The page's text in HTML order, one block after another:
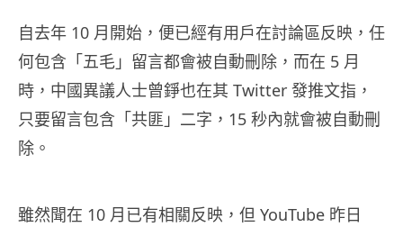
自去年 10 月開始，便已經有用戶在討論區反映，任
何包含「五毛」留言都會被自動刪除，而在 5 月
時，中國異議人士曾錚也在其 Twitter 發推文指，
只要留言包含「共匪」二字，15 秒內就會被自動刪
除。
雖然聞在 10 月已有相關反映，但 YouTube 昨日